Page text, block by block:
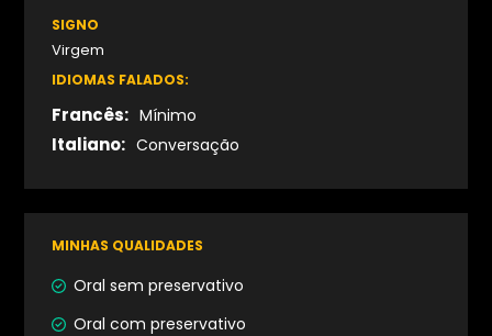
SIGNO
Virgem
IDIOMAS FALADOS:
Francês:
Mínimo
Italiano:
Conversação
MINHAS QUALIDADES
Oral sem preservativo
Oral com preservativo